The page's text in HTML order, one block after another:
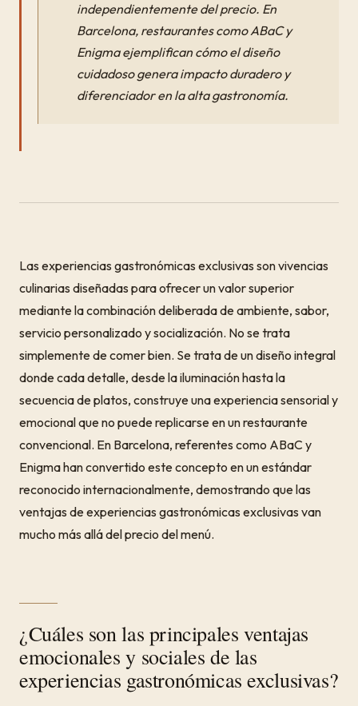
independientemente del precio. En
Barcelona, restaurantes como ABaC y
Enigma ejemplifican cómo el diseño
cuidadoso genera impacto duradero y
diferenciador en la alta gastronomía.
Las experiencias gastronómicas exclusivas son vivencias
culinarias diseñadas para ofrecer un valor superior
mediante la combinación deliberada de ambiente, sabor,
servicio personalizado y socialización. No se trata
simplemente de comer bien. Se trata de un diseño integral
donde cada detalle, desde la iluminación hasta la
secuencia de platos, construye una experiencia sensorial y
emocional que no puede replicarse en un restaurante
convencional. En Barcelona, referentes como ABaC y
Enigma han convertido este concepto en un estándar
reconocido internacionalmente, demostrando que las
ventajas de experiencias gastronómicas exclusivas van
mucho más allá del precio del menú.
¿Cuáles son las principales ventajas
emocionales y sociales de las
experiencias gastronómicas exclusivas?